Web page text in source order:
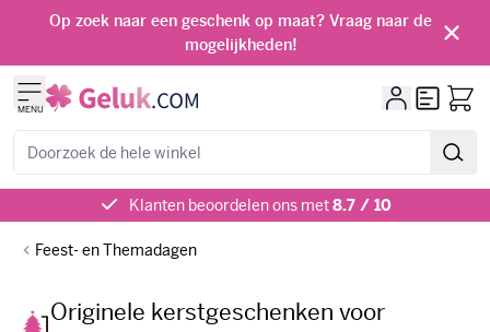
Ga naar de inhoud
Op zoek naar een geschenk op maat? Vraag naar de
mogelijkheden!
MENU
Offerte
Klanten beoordelen ons met8.7 / 10
Feest- en Themadagen
Originele kerstgeschenken voor